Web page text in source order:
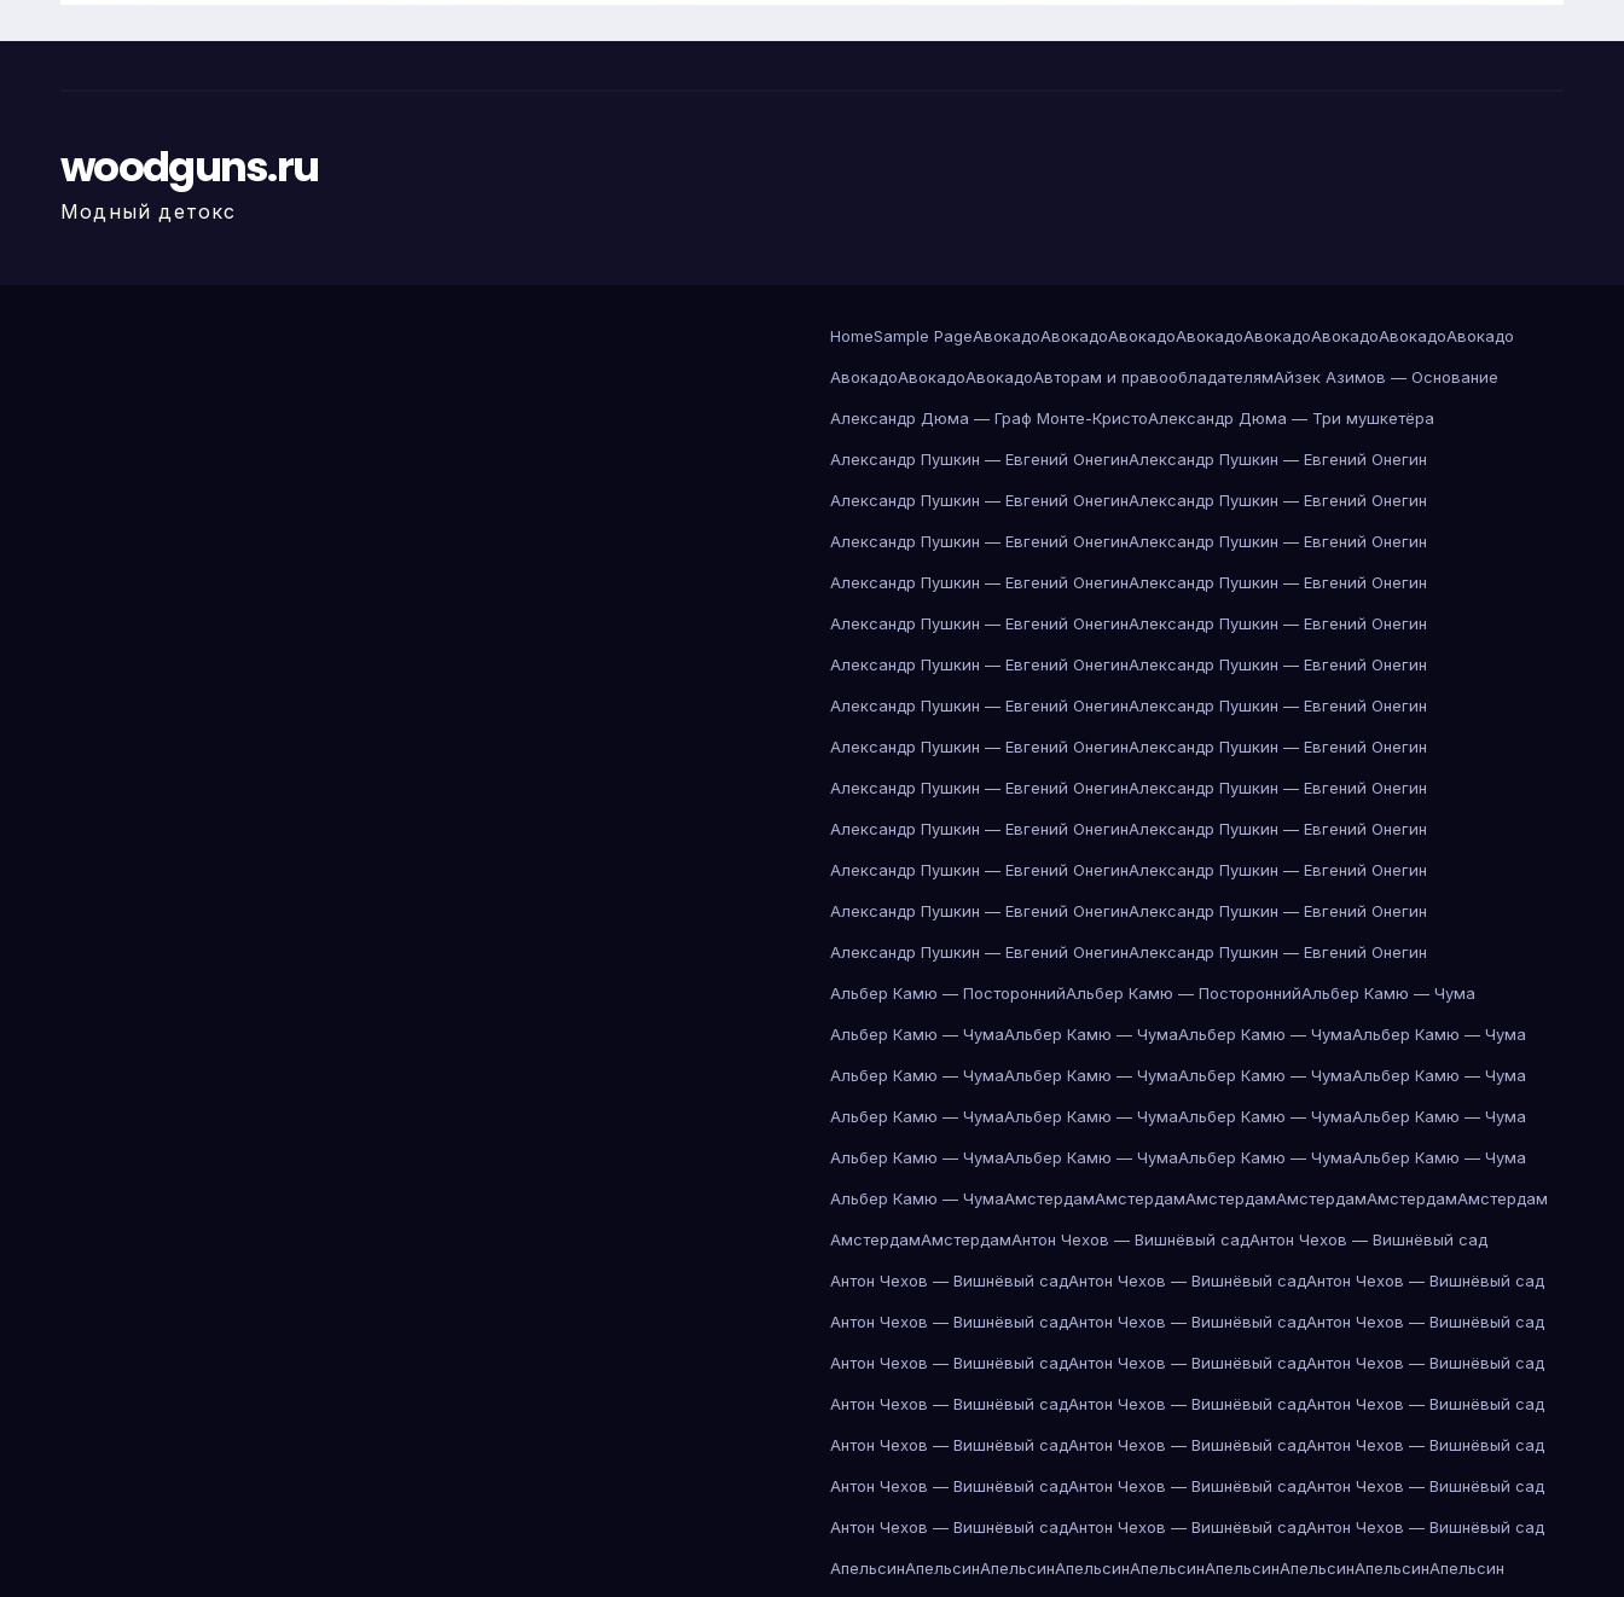
woodguns.ru
Модный детокс
HomeSample PageАвокадоАвокадоАвокадоАвокадоАвокадоАвокадоАвокадоАвокадо
АвокадоАвокадоАвокадоАвторам и правообладателямАйзек Азимов — Основание
Александр Дюма — Граф Монте-КристоАлександр Дюма — Три мушкетёра
Александр Пушкин — Евгений ОнегинАлександр Пушкин — Евгений Онегин
Александр Пушкин — Евгений ОнегинАлександр Пушкин — Евгений Онегин
Александр Пушкин — Евгений ОнегинАлександр Пушкин — Евгений Онегин
Александр Пушкин — Евгений ОнегинАлександр Пушкин — Евгений Онегин
Александр Пушкин — Евгений ОнегинАлександр Пушкин — Евгений Онегин
Александр Пушкин — Евгений ОнегинАлександр Пушкин — Евгений Онегин
Александр Пушкин — Евгений ОнегинАлександр Пушкин — Евгений Онегин
Александр Пушкин — Евгений ОнегинАлександр Пушкин — Евгений Онегин
Александр Пушкин — Евгений ОнегинАлександр Пушкин — Евгений Онегин
Александр Пушкин — Евгений ОнегинАлександр Пушкин — Евгений Онегин
Александр Пушкин — Евгений ОнегинАлександр Пушкин — Евгений Онегин
Александр Пушкин — Евгений ОнегинАлександр Пушкин — Евгений Онегин
Александр Пушкин — Евгений ОнегинАлександр Пушкин — Евгений Онегин
Альбер Камю — ПостороннийАльбер Камю — ПостороннийАльбер Камю — Чума
Альбер Камю — ЧумаАльбер Камю — ЧумаАльбер Камю — ЧумаАльбер Камю — Чума
Альбер Камю — ЧумаАльбер Камю — ЧумаАльбер Камю — ЧумаАльбер Камю — Чума
Альбер Камю — ЧумаАльбер Камю — ЧумаАльбер Камю — ЧумаАльбер Камю — Чума
Альбер Камю — ЧумаАльбер Камю — ЧумаАльбер Камю — ЧумаАльбер Камю — Чума
Альбер Камю — ЧумаАмстердамАмстердамАмстердамАмстердамАмстердамАмстердам
АмстердамАмстердамАнтон Чехов — Вишнёвый садАнтон Чехов — Вишнёвый сад
Антон Чехов — Вишнёвый садАнтон Чехов — Вишнёвый садАнтон Чехов — Вишнёвый сад
Антон Чехов — Вишнёвый садАнтон Чехов — Вишнёвый садАнтон Чехов — Вишнёвый сад
Антон Чехов — Вишнёвый садАнтон Чехов — Вишнёвый садАнтон Чехов — Вишнёвый сад
Антон Чехов — Вишнёвый садАнтон Чехов — Вишнёвый садАнтон Чехов — Вишнёвый сад
Антон Чехов — Вишнёвый садАнтон Чехов — Вишнёвый садАнтон Чехов — Вишнёвый сад
Антон Чехов — Вишнёвый садАнтон Чехов — Вишнёвый садАнтон Чехов — Вишнёвый сад
Антон Чехов — Вишнёвый садАнтон Чехов — Вишнёвый садАнтон Чехов — Вишнёвый сад
АпельсинАпельсинАпельсинАпельсинАпельсинАпельсинАпельсинАпельсинАпельсин